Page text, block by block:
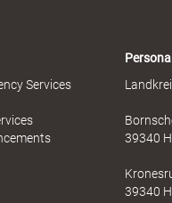
Services
39340
39340